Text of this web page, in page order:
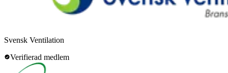
Svensk Ventilation
Verifierad medlem